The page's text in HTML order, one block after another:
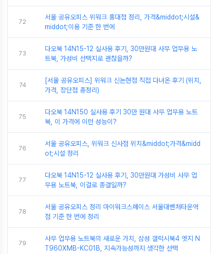
72
서울 공유오피스 위워크 홍대점 정리, 가격&middot;시설&
middot;이용 기준 한 번에
73
다오북 14N15-12 실사용 후기, 30만원대 사무 업무용 노
트북, 가성비 선택지로 괜찮을까?
74
[서울 공유오피스] 위워크 신논현점 직접 다녀온 후기 (위치,
가격, 장단점 총정리)
75
다오북 14N150 실사용 후기 30만 원대 사무 업무용 노트
북, 이 가격에 이런 성능이?
76
서울 공유오피스, 위워크 신사점 위치&middot;가격&midd
ot;시설 정리
77
다오북 14N15-12 실사용 후기, 30만원대 가성비 사무 업
무용 노트북, 이걸로 종결일까?
78
서울 공유오피스 정리 마이워크스페이스 서울대벤처타운역
점 기준 한 번에 정리
79
사무 업무용 노트북의 새로운 가치, 삼성 갤럭시북4 엣지 N
T960XMB-KC01B, 지속가능성까지 생각한 선택